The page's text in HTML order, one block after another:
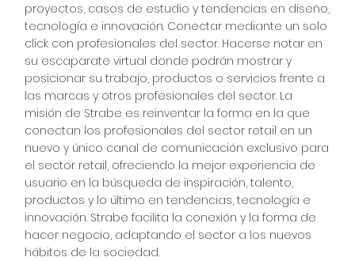
proyectos, casos de estudio y tendencias en diseño,
tecnología e innovación. Conectar mediante un solo
click con profesionales del sector. Hacerse notar en
su escaparate virtual donde podrán mostrar y
posicionar su trabajo, productos o servicios frente a
las marcas y otros profesionales del sector. La
misión de Strabe es reinventar la forma en la que
conectan los profesionales del sector retail en un
nuevo y único canal de comunicación exclusivo para
el sector retail, ofreciendo la mejor experiencia de
usuario en la búsqueda de inspiración, talento,
productos y lo último en tendencias, tecnología e
innovación. Strabe facilita la conexión y la forma de
hacer negocio, adaptando el sector a los nuevos
hábitos de la sociedad.